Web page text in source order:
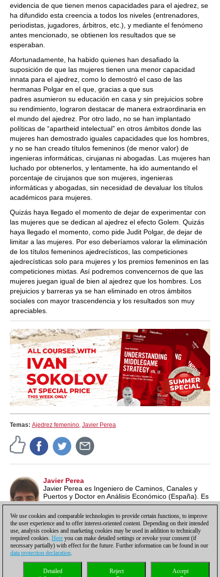
evidencia de que tienen menos capacidades para el ajedrez, se
ha difundido esta creencia a todos los niveles (entrenadores,
periodistas, jugadores, árbitros, etc.), y mediante el fenómeno
antes mencionado, se obtienen los resultados que se
esperaban.
Afortunadamente, ha habido quienes han desafiado la
suposición de que las mujeres tienen una menor capacidad
innata para el ajedrez, como lo demostró el caso de las
hermanas Polgar en el que, gracias a que sus
padres asumieron su educación en casa y sin prejuicios sobre
su rendimiento, lograron destacar de manera extraordinaria en
el mundo del ajedrez. Por otro lado, no se han implantado
políticas de “apartheid intelectual” en otros ámbitos donde las
mujeres han demostrado iguales capacidades que los hombres,
y no se han creado títulos femeninos (de menor valor) de
ingenieras informáticas, cirujanas ni abogadas. Las mujeres han
luchado por obtenerlos, y lentamente, ha ido aumentando el
porcentaje de cirujanos que son mujeres, ingenieras
informáticas y abogadas, sin necesidad de devaluar los títulos
académicos para mujeres.
Quizás haya llegado el momento de dejar de experimentar con
las mujeres que se dedican al ajedrez el efecto Golem. Quizás
haya llegado el momento, como pide Judit Polgar, de dejar de
limitar a las mujeres. Por eso deberíamos valorar la eliminación
de los títulos femeninos ajedrecísticos, las competiciones
ajedrecísticas solo para mujeres y los premios femeninos en las
competiciones mixtas. Así podremos convencernos de que las
mujeres juegan igual de bien al ajedrez que los hombres. Los
prejuicios y barreras ya se han eliminado en otros ámbitos
sociales con mayor trascendencia y los resultados son muy
apreciables.
Temas: Ajedrez femenino, Javier Perea
Javier Perea
Javier Perea es Ingeniero de Caminos, Canales y
Puertos y Doctor en Análisis Económico (España). Es
un apasionado por el ajedrez y la estadística, que
suele mezclar en sus artículos.
Política de privacidad |Para contactar Cookies Management
We use cookies and comparable technologies to provide certain functions, to improve
the user experience and to offer interest-oriented content. Depending on their intended
use, analysis cookies and marketing cookies may be used in addition to technically
required cookies. Here you can make detailed settings or revoke your consent (if
necessary partially) with effect for the future. Further information can be found in our
data protection declaration.
Accept
Reject
Detailed